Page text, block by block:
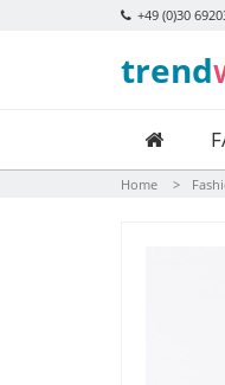
+49 (0)30
trend
Home